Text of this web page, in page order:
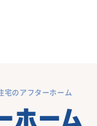
宅のアフターホーム